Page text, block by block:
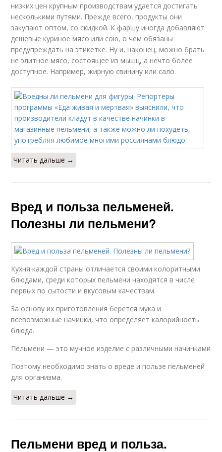
низких цен крупным производствам удается достигать
несколькими путями. Прежде всего, продукты они
закупают оптом, со скидкой. К фаршу иногда добавляют
дешевые куриное мясо или сою, о чем обязаны
предупреждать на этикетке. Ну и, наконец, можно брать
не элитное мясо, состоящее из мышц, а нечто более
доступное. Например, жирную свинину или сало.
Читать дальше →
Вред и польза пельменей.
Полезны ли пельмени?
Кухня каждой страны отличается своими колоритными
блюдами, среди которых пельмени находятся в числе
первых по сытости и вкусовым качествам.
За основу их приготовления берется мука и
всевозможные начинки, что определяет калорийность
блюда.
Пельмени — это мучное изделие с различными начинками
Поэтому необходимо знать о вреде и пользе пельменей
для организма.
Читать дальше →
Пельмени вред и польза.